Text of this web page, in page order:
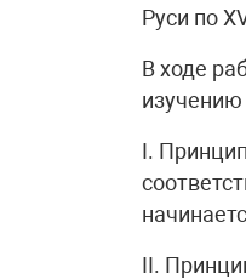
Руси по
В ходе
изучению
I.
II.